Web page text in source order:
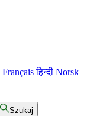
Françaisहिन्दी Norsk
Szukaj